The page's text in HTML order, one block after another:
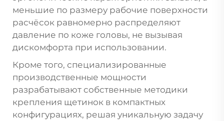
меньшие по размеру рабочие поверхности
расчёсок равномерно распределяют
давление по коже головы, не вызывая
дискомфорта при использовании.
Кроме того, специализированные
производственные мощности
разрабатывают собственные методики
крепления щетинок в компактных
конфигурациях, решая уникальную задачу